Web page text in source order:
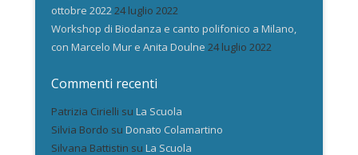
ottobre 2022 24 luglio 2022
Workshop di Biodanza e canto polifonico a Milano,
con Marcelo Mur e Anita Doulne 24 luglio 2022
Commenti recenti
Patrizia Cirielli su La Scuola
Silvia Bordo su Donato Colamartino
Silvana Battistin su La Scuola